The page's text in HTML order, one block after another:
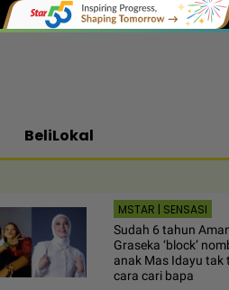
BeliLokal
MSTAR | SENSASI
Sudah 6 tahun
Graseka ‘block’
anak Mas Idayu tak
cara cari bapa